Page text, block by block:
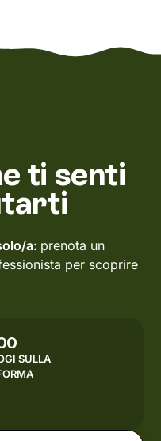
ti senti
a: prenota un
per scoprire
SULLA